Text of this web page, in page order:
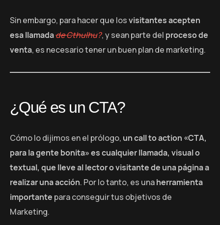
Sin embargo, para hacer que losvisitantes acepten
esa llamadade Cthulhu?, y sean parte del proceso de
venta, es necesario tener un buen plan de marketing.
¿Qué es un CTA?
Cómo lo dijimos en el prólogo, un call to action «CTA,
para la gente bonita» es cualquier llamada, visual o
textual, que lleve al lector o visitante de una página a
realizar una acción. Por lo tanto, es unaherramienta
importante para conseguir tus objetivos de
Marketing.